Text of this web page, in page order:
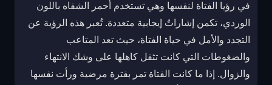
في رؤيا الفتاة لنفسها وهي تستخدم أحمر الشفاه باللون
الوردي، تكمن إشاراتٌ إيجابية متعددة. تُعبر هذه الرؤية عن
التجدد والأمل في حياة الفتاة، حيث تعد المتاعب
والضغوطات التي كانت تثقل كاهلها على وشك الانتهاء
والزوال. إذا ما كانت الفتاة تمر بفترة مرضية ورأت نفسها